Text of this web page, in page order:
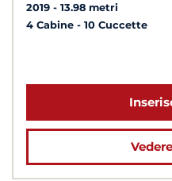
2019
13.98 metri
4 Cabine
10 Cuccette